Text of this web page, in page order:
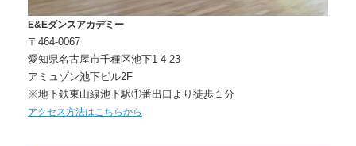
E&Eダンスアカデミー
〒464-0067
愛知県名古屋市千種区池下1-4-23
アミュゾン池下ビル2F
※地下鉄東山線池下駅①番出口より徒歩１分
アクセス方法はこちらから